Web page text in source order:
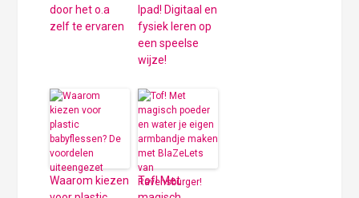
door het o.a
zelf te ervaren
Ipad! Digitaal en
fysiek leren op
een speelse
wijze!
Waarom kiezen
Tof! Met